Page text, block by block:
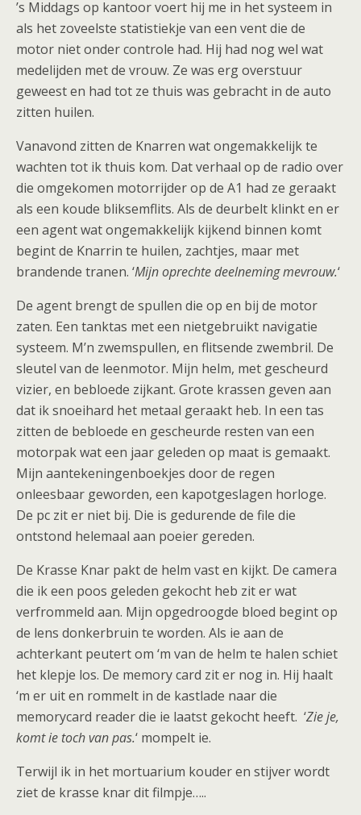
’s Middags op kantoor voert hij me in het systeem in
als het zoveelste statistiekje van een vent die de
motor niet onder controle had. Hij had nog wel wat
medelijden met de vrouw. Ze was erg overstuur
geweest en had tot ze thuis was gebracht in de auto
zitten huilen.
Vanavond zitten de Knarren wat ongemakkelijk te
wachten tot ik thuis kom. Dat verhaal op de radio over
die omgekomen motorrijder op de A1 had ze geraakt
als een koude bliksemflits. Als de deurbelt klinkt en er
een agent wat ongemakkelijk kijkend binnen komt
begint de Knarrin te huilen, zachtjes, maar met
brandende tranen. ‘Mijn oprechte deelneming mevrouw.‘
De agent brengt de spullen die op en bij de motor
zaten. Een tanktas met een nietgebruikt navigatie
systeem. M’n zwemspullen, en flitsende zwembril. De
sleutel van de leenmotor. Mijn helm, met gescheurd
vizier, en bebloede zijkant. Grote krassen geven aan
dat ik snoeihard het metaal geraakt heb. In een tas
zitten de bebloede en gescheurde resten van een
motorpak wat een jaar geleden op maat is gemaakt.
Mijn aantekeningenboekjes door de regen
onleesbaar geworden, een kapotgeslagen horloge.
De pc zit er niet bij. Die is gedurende de file die
ontstond helemaal aan poeier gereden.
De Krasse Knar pakt de helm vast en kijkt. De camera
die ik een poos geleden gekocht heb zit er wat
verfrommeld aan. Mijn opgedroogde bloed begint op
de lens donkerbruin te worden. Als ie aan de
achterkant peutert om ‘m van de helm te halen schiet
het klepje los. De memory card zit er nog in. Hij haalt
‘m er uit en rommelt in de kastlade naar die
memorycard reader die ie laatst gekocht heeft. ‘Zie je,
komt ie toch van pas.‘ mompelt ie.
Terwijl ik in het mortuarium kouder en stijver wordt
ziet de krasse knar dit filmpje…..